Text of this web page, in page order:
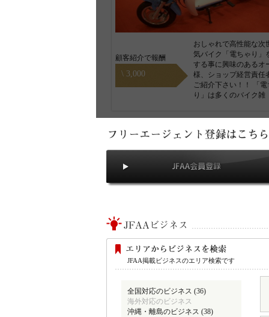
おしゃれで高性能な次
気バイク「電ちゃり」
する事に興味のあるオ
様、ショップ経営責任
ご紹介下さい！！ 「電
り」は多くのバイク雑
\ 3,000
顧客紹介で報酬
JFAA掲載ビジネスのエリア検索です
全国対応のビジネス (36)
海外対応のビジネス
沖縄・離島のビジネス (38)